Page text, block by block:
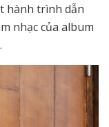
hành trình dẫn
nhạc của album